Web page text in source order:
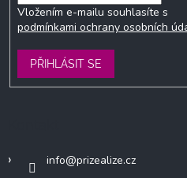
Vložením e-mailu souhlasíte s
podmínkami ochrany osobních
PŘIHLÁSIT SE
info@prizealize.cz